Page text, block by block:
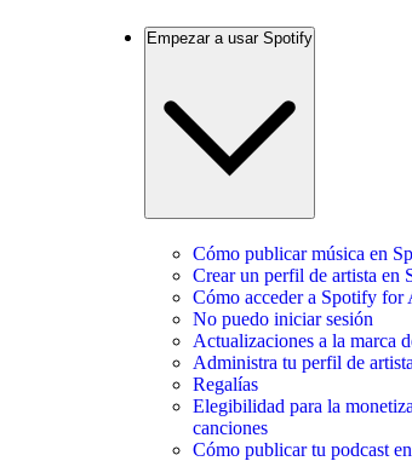
Empezar a usar Spotify
Cómo publicar música en
Crear un perfil de artista en
Cómo acceder a Spotify for
No puedo iniciar sesión
Actualizaciones a la marca
Administra tu perfil de artista
Regalías
Elegibilidad para la
canciones
Cómo publicar tu podcast